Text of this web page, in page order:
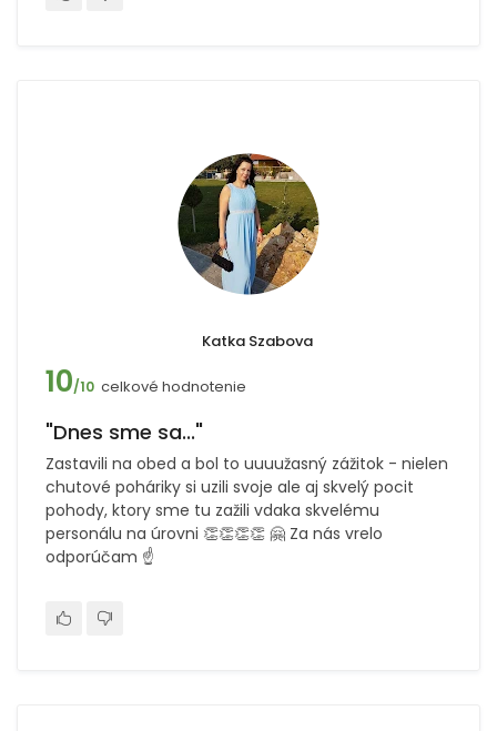
Katka Szabova
10/10 celkové hodnotenie
"Dnes sme sa..."
Zastavili na obed a bol to uuuužasný zážitok - nielen
chutové poháriky si uzili svoje ale aj skvelý pocit
pohody, ktory sme tu zažili vdaka skvelému
personálu na úrovni 👏👏👏👏 🤗 Za nás vrelo
odporúčam ☝️